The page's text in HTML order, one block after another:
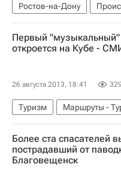
Ростов-на-Дону
Кущевская
Европа
Краснодарский край
Первый "музыкальный"
откроется на Кубе -
26 августа 2013, 18:41 329
Туризм Маршруты -
Варадеро
Америка
Северная Америка
Более ста спасателей
пострадавший от
Благовещенск